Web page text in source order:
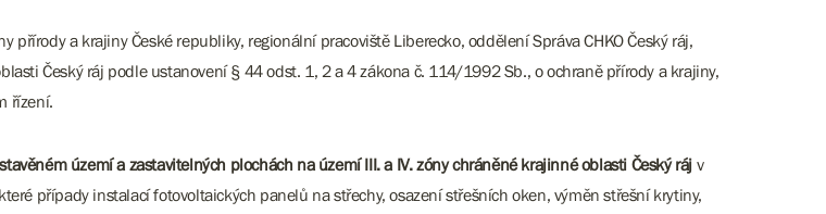
a krajiny České republiky, regionální pracoviště Liberecko, oddělení Správa CHKO Český ráj,
Český ráj podle ustanovení § 44 odst. 1, 2 a 4 zákona č. 114/1992 Sb., o ochraně přírody a krajiny,
řízení.
území a zastavitelných plochách na území III. a IV. zóny chráněné krajinné oblasti Český ráj v
případy instalací fotovoltaických panelů na střechy, osazení střešních oken, výměn střešní krytiny,